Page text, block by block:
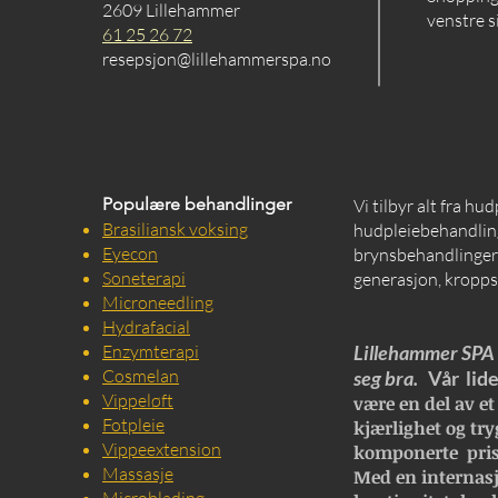
2609 Lillehammer
61 25 26 72
resepsjon@lillehammerspa.no
venstre
Populære behandlinger
Brasiliansk voksing
Eyecon
Soneterapi
Microneedling
Hydrafacial
Enzymterapi
Cosmelan
Vippeløft
Fotpleie
Vippeextension
Massasje
Vi tilbyr alt fra
generasjon,
Lillehammer
seg bra. Vår
være en del av
kjærlighet og
komponerte
Med en